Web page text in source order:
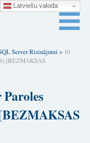
Server Risinājumi > 10
[BEZMAKSAS
Latviešu valoda